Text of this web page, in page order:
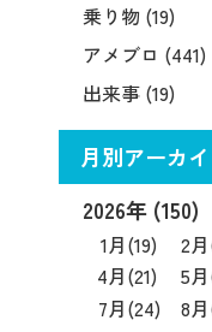
乗り物 (19)
アメブロ (441)
出来事 (19)
月別アーカ
2026年 (150)
1月(19) 2月
4月(21) 5月
7月(24) 8月